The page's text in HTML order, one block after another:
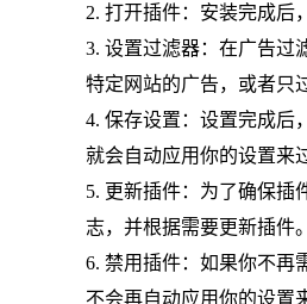
2. 打开插件：安装完成后
3. 设置过滤器：在广告过
特定网站的广告，或者只
4. 保存设置：设置完成后
就会自动应用你的设置来
5. 更新插件：为了确保插
志，并根据需要更新插件。
6. 禁用插件：如果你不再
不会再自动应用你的设置